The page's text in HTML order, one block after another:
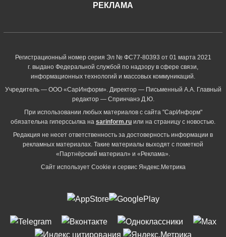
РЕКЛАМА
Регистрационный номер серия Эл № ФС77-80393 от 01 марта 2021
г. выдано Федеральной службой по надзору в сфере связи,
информационных технологий и массовых коммуникаций.
Учредитель — ООО «СарИнформ». Директор — Письменный А.А. Главный
редактор — Спринчанэ Д.Ю.
При использовании любых материалов с сайта "СарИнформ"
обязательна гиперссылка на sarinform.ru или на страницу с новостью.
Редакция не несет ответственность за достоверность информации в
рекламных материалах. Такие материалы выходят с пометкой
«Партнёрский материал» и «Реклама».
Сайт использует Cookie и сервиc Яндекс.Метрика